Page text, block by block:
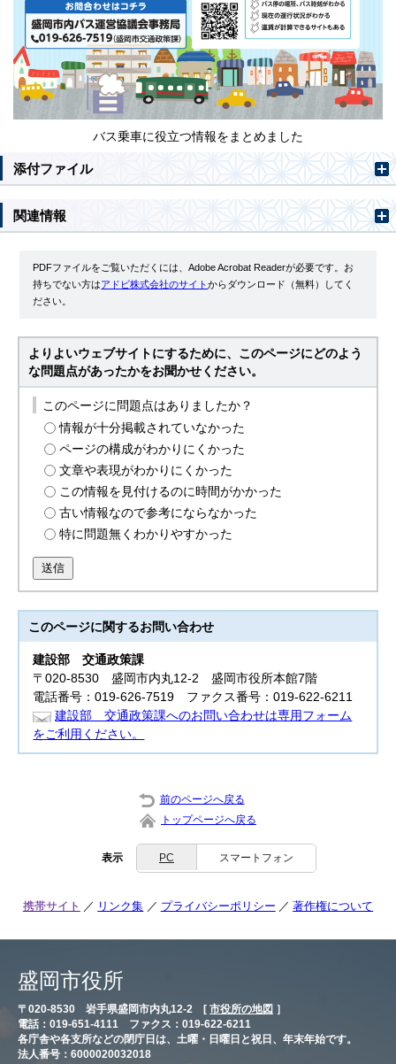
バス乗車に役立つ情報をまとめました
添付ファイル
関連情報
PDFファイルをご覧いただくには、Adobe Acrobat Readerが必要です。お
持ちでない方はアドビ株式会社のサイトからダウンロード（無料）してく
ださい。
よりよいウェブサイトにするために、このページにどのよう
な問題点があったかをお聞かせください。
このページに問題点はありましたか？
情報が十分掲載されていなかった
ページの構成がわかりにくかった
文章や表現がわかりにくかった
この情報を見付けるのに時間がかかった
古い情報なので参考にならなかった
特に問題無くわかりやすかった
送信
このページに関するお問い合わせ
建設部交通政策課
〒020-8530 盛岡市内丸12-2 盛岡市役所本館7階
電話番号：019-626-7519 ファクス番号：019-622-6211
建設部 交通政策課へのお問い合わせは専用フォーム
をご利用ください。
前のページへ戻る
トップページへ戻る
表示 PC スマートフォン
携帯サイト リンク集 プライバシーポリシー 著作権について
盛岡市役所
〒020-8530 岩手県盛岡市内丸12-2 [ 市役所の地図 ］
電話：019-651-4111 ファクス：019-622-6211
各庁舎や各支所などの閉庁日は、土曜・日曜日と祝日、年末年始です。
法人番号：6000020032018